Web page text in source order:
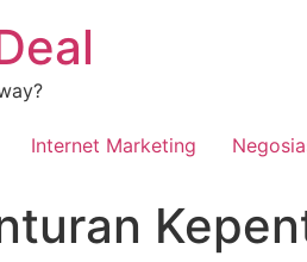
Internet Marketing